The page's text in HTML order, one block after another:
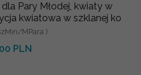
Pary Młodej, kwiaty w
kwiatowa w szklanej ko
MPara )
PLN